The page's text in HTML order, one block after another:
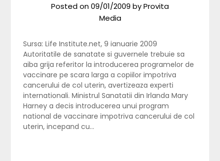
Posted on09/01/2009 byProvita
Media
Sursa: Life Institute.net, 9 ianuarie 2009
Autoritatile de sanatate si guvernele trebuie sa
aiba grija referitor la introducerea programelor de
vaccinare pe scara larga a copiilor impotriva
cancerului de col uterin, avertizeaza experti
internationali. Ministrul Sanatatii din Irlanda Mary
Harney a decis introducerea unui program
national de vaccinare impotriva cancerului de col
uterin, incepand cu…